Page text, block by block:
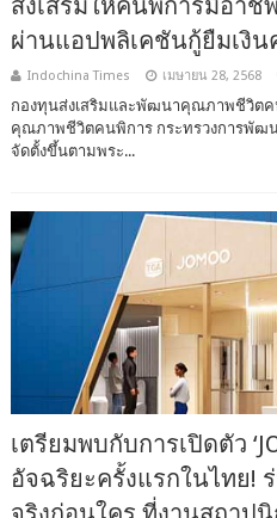
ส่งเสริมให้คนพิการมีอาชี
ผ่านแอปพลิเคชันกู้ยืมเงิน
Indochina Times เมษายน 28, 2568
กองทุนส่งเสริมและพัฒนาคุณภาพชีวิต
คุณภาพชีวิตคนพิการ กระทรวงการพัฒ
จัดตั้งขึ้นตามพระ...
เตรียมพบกับการเปิดตัว
อัจฉริยะครั้งแรกในไทย!